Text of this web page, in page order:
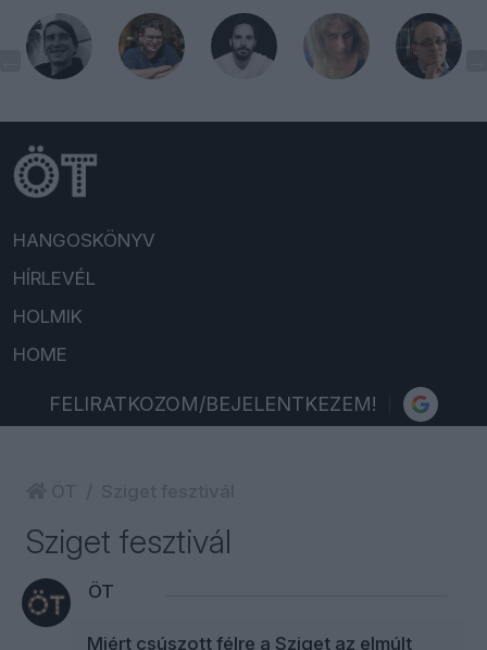
HANGOSKÖNYV
HÍRLEVÉL
HOLMIK
HOME
FELIRATKOZOM/BEJELENTKEZEM!
Sziget fesztivál
ÖT
Miért csúszott félre a Sziget az elmúlt